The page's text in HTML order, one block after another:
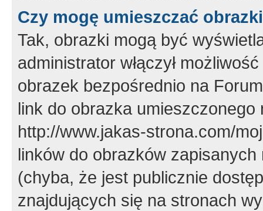
Czy mogę umieszczać
Tak, obrazki mogą być
administrator włączył
obrazek bezpośrednio na
link do obrazka
http://www.jakas-strona.com/
linków do obrazków
(chyba, że jest publicznie
znajdujących się na stronach